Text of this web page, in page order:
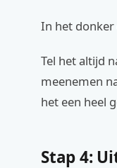
In het
Tel het altijd
meenemen
het een heel
Stap 4: